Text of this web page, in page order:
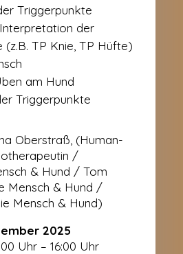
Triggerpunkte
der
(z.B. TP Knie, TP Hüfte)
am Hund
Triggerpunkte
Oberstraß, (Human-
/
& Hund / Tom
Mensch & Hund /
Mensch & Hund)
2025
Uhr – 16:00 Uhr